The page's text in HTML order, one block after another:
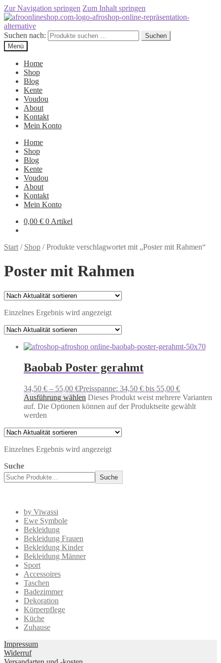
Zur Navigation springen Zum Inhalt springen
Suchen nach:
Suchen
Menü
Home
Shop
Blog
Kente
Voudou
About
Kontakt
Mein Konto
Home
Shop
Blog
Kente
Voudou
About
Kontakt
Mein Konto
0,00 € 0 Artikel
Start / Shop /Produkte verschlagwortet mit „Poster mit Rahmen“
Poster mit Rahmen
Einzelnes Ergebnis wird angezeigt
Baobab Poster gerahmt
34,50 € – 55,00 €Preisspanne: 34,50 € bis 55,00 €
Ausführung wählen Dieses Produkt weist mehrere Varianten
auf. Die Optionen können auf der Produktseite gewählt
werden
Einzelnes Ergebnis wird angezeigt
Suche
Suche
by Viwassi
Ewe Symbole
Bekleidung
Bekleidung Frauen
Bekleidung Kinder
Bekleidung Männer
Sport
Accessoires
Taschen
Badezimmer
Dekoration
Körperpflege
Küche
Zuhause
Impressum
Widerruf